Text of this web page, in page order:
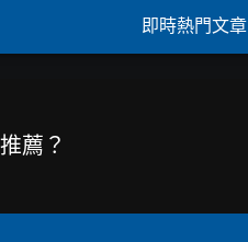
即時熱門文章
薦？